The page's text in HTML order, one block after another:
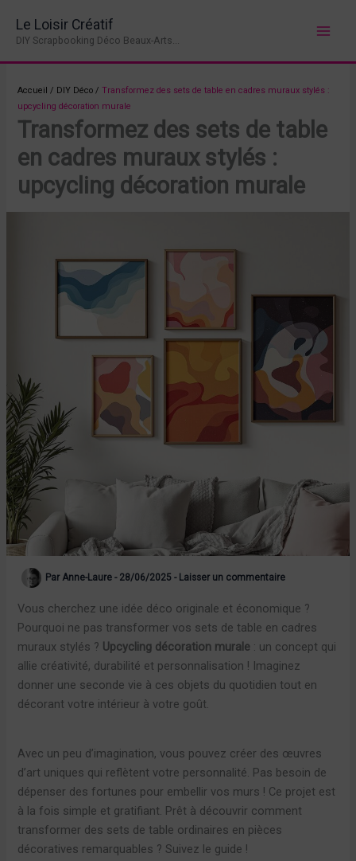
contenu
Le Loisir Créatif
DIY Scrapbooking Déco Beaux-Arts...
Accueil / DIY Déco /Transformez des sets de table en cadres muraux stylés :
upcycling décoration murale
Transformez des sets de table
en cadres muraux stylés :
upcycling décoration murale
Par Anne-Laure- 28/06/2025- Laisser un commentaire
Vous cherchez une idée déco originale et économique ?
Pourquoi ne pas transformer vos sets de table en cadres
muraux stylés ? Upcycling décoration murale : un concept qui
allie créativité, durabilité et personnalisation ! Imaginez
donner une seconde vie à ces objets du quotidien tout en
décorant votre intérieur à votre goût.
Avec un peu d’imagination, vous pouvez créer des œuvres
d’art uniques qui reflètent votre personnalité. Pas besoin de
dépenser des fortunes pour embellir vos murs ! Ce projet est
à la fois simple et gratifiant. Prêt à découvrir comment
transformer des sets de table ordinaires en pièces
décoratives remarquables ? Suivez le guide !